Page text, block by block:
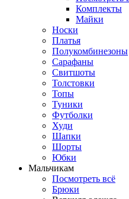
Комплекты
Майки
Носки
Платья
Полукомбинезоны
Сарафаны
Свитшоты
Толстовки
Топы
Туники
Футболки
Худи
Шапки
Шорты
Юбки
Мальчикам
Посмотреть всё
Брюки